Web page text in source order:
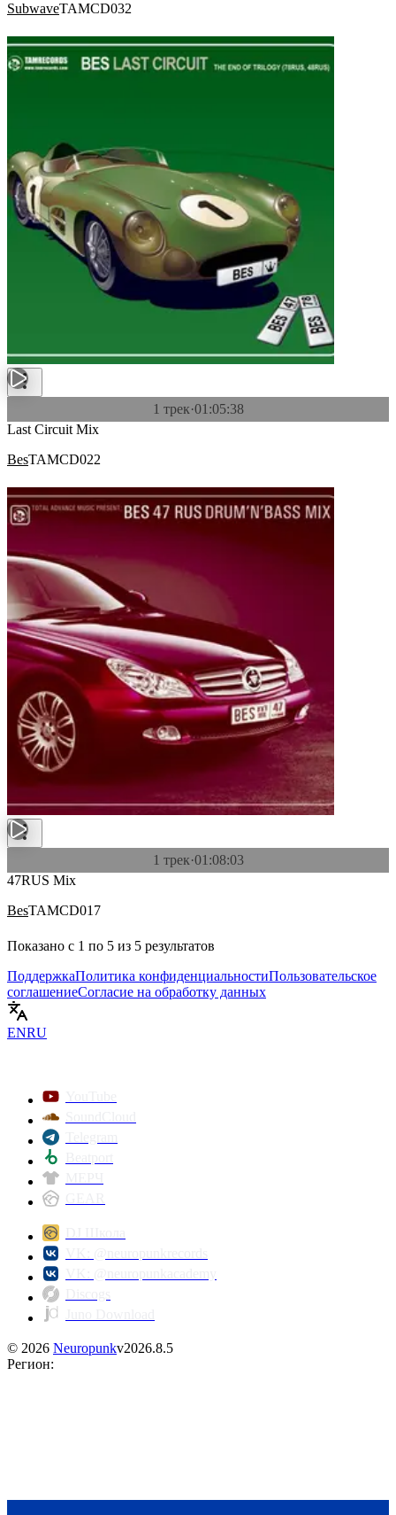
SubwaveTAMCD032
1 трек·01:05:38
Last Circuit Mix
BesTAMCD022
1 трек·01:08:03
47RUS Mix
BesTAMCD017
Показано с 1 по 5 из 5 результатов
ПоддержкаПолитика конфиденциальностиПользовательское
соглашениеСогласие на обработку данных
ENRU
© 2026 Neuropunkv2026.8.5
Регион: